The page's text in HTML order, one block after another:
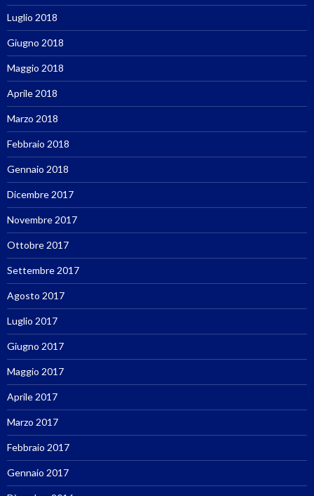
Luglio 2018
Giugno 2018
Maggio 2018
Aprile 2018
Marzo 2018
Febbraio 2018
Gennaio 2018
Dicembre 2017
Novembre 2017
Ottobre 2017
Settembre 2017
Agosto 2017
Luglio 2017
Giugno 2017
Maggio 2017
Aprile 2017
Marzo 2017
Febbraio 2017
Gennaio 2017